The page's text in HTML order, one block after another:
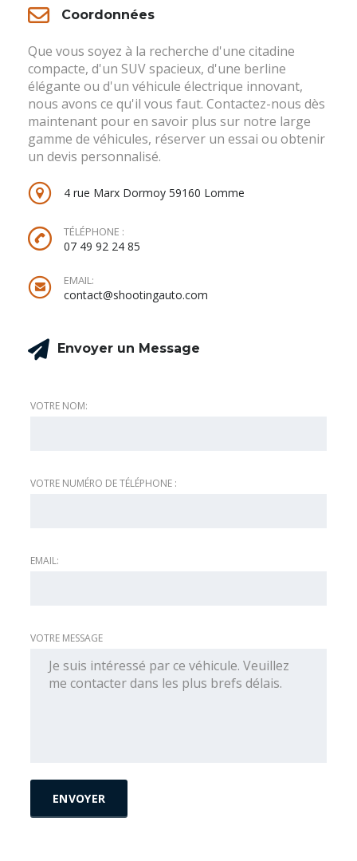
Coordonnées
Que vous soyez à la recherche d'une citadine
compacte, d'un SUV spacieux, d'une berline
élégante ou d'un véhicule électrique innovant,
nous avons ce qu'il vous faut. Contactez-nous dès
maintenant pour en savoir plus sur notre large
gamme de véhicules, réserver un essai ou obtenir
un devis personnalisé.
4 rue Marx Dormoy 59160 Lomme
TÉLÉPHONE :
07 49 92 24 85
EMAIL:
contact@shootingauto.com
Envoyer un Message
VOTRE NOM:
VOTRE NUMÉRO DE TÉLÉPHONE :
EMAIL:
VOTRE MESSAGE